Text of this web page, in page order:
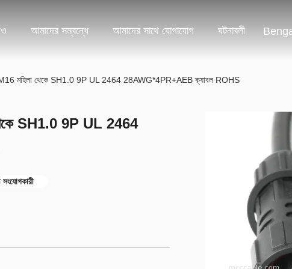
আমাদের সম্বন্ধে আমাদের সাথে যোগাযোগ ঘটনাবলী
M16 মহিলা থেকে SH1.0 9P UL 2464 28AWG*4PR+AEB ক্যাবল ROHS
SH1.0 9P UL 2464